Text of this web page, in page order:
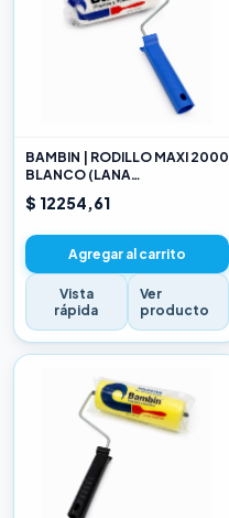
BAMBIN | RODILLO MAXI 2000
BLANCO (LANA
SELECCIONADA) 22CM
$ 12254,61
Agregar al carrito
Vista
rápida
Ver
producto